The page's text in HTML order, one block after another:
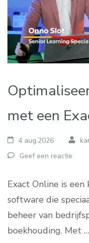
met een
4 aug,2026
Geef een reactie
Exact Online is
software die
beheer van
boekhouding. Met …